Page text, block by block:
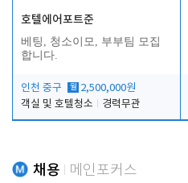
호텔에어포트준
베팅, 청소이모, 부부팀 모집
합니다.
인천 중구 월 2,500,000원
객실 및 호텔청소
경력무관
채용 메인포커스